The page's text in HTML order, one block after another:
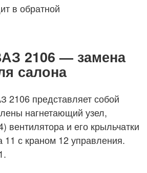
в обратной
2106 — замена
салона
2106 представляет собой
нагнетающий узел,
вентилятора и его крыльчатки
11 с краном 12 управления.